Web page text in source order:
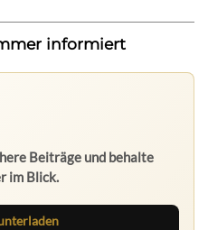
informiert
Beiträge und behalte
im Blick.